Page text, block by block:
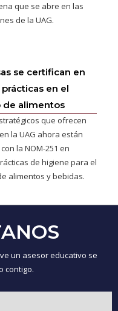
que se abre en las
de la UAG.
se certifican en
en el
de alimentos
que ofrecen
la UAG ahora están
la NOM-251 en
de higiene para el
alimentos y bebidas.
un asesor educativo se
contigo.